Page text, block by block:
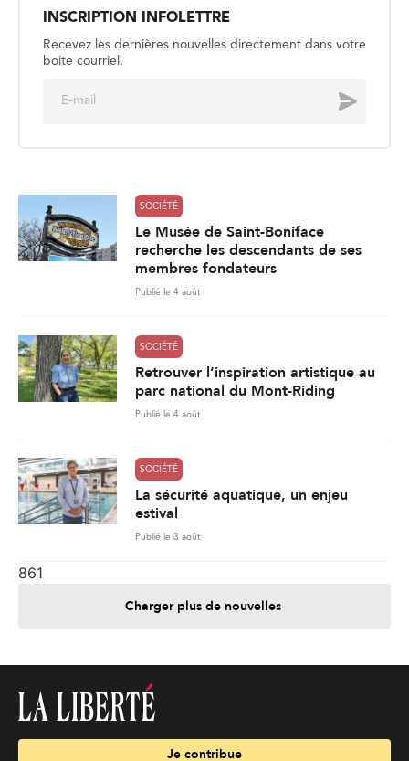
INSCRIPTION INFOLETTRE
Recevez les dernières nouvelles directement dans votre
boite courriel.
Envoyer
SOCIÉTÉ
Le Musée de Saint-Boniface
recherche les descendants de ses
membres fondateurs
Publié le 4 août
SOCIÉTÉ
Retrouver l’inspiration artistique au
parc national du Mont-Riding
Publié le 4 août
SOCIÉTÉ
La sécurité aquatique, un enjeu
estival
Publié le 3 août
861
Charger plus de nouvelles
Je contribue